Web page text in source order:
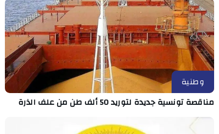
وطنية
مناقصة تونسية جديدة لتوريد 50 ألف طن من علف الذرة